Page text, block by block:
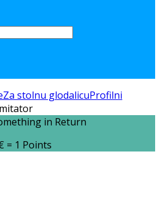
Za stolnu glodalicuProfilni
in Return
= 1 Points